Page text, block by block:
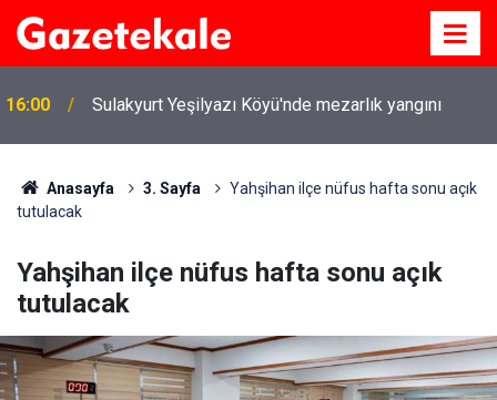
16:00 Sulakyurt Yeşilyazı Köyü'nde mezarlık yangını
Anasayfa 3. Sayfa
Yahşihan ilçe nüfus hafta sonu açık
tutulacak
Yahşihan ilçe nüfus hafta sonu açık
tutulacak